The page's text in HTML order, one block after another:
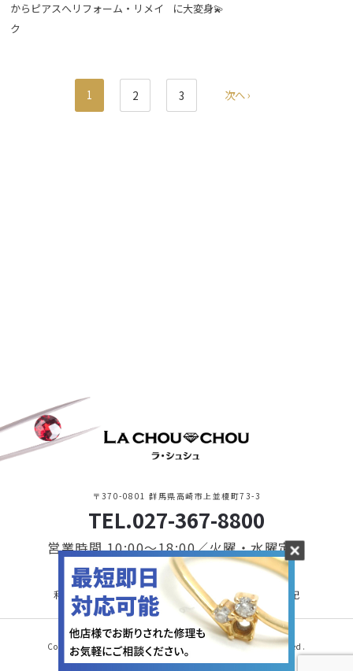
からピアスへリフォーム・リメイ
ク
に大変身💫
1 2 3 次へ ›
〒370-0801 群馬県高崎市上並榎町73-3
TEL.027-367-8800
営業時間 10:00〜18:00／火曜・水曜定休
利用規約・プライバシーポリシー特定商取引に基づく表記
Copyright © 2021 LA CHOU CHOU. All Rights Reserved.